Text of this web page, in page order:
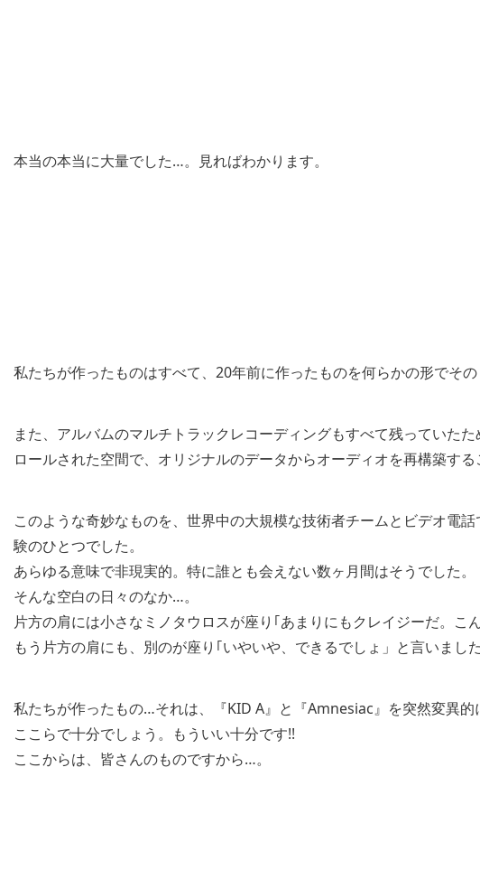
本当の本当に大量でした…。見ればわかります。
私たちが作ったものはすべて、20年前に作ったものを何らかの形でその
また、アルバムのマルチトラックレコーディングもすべて残っていた
ロールされた空間で、オリジナルのデータからオーディオを再構築す
このような奇妙なものを、世界中の大規模な技術者チームとビデオ電
験のひとつでした。
あらゆる意味で非現実的。特に誰とも会えない数ヶ月間はそうでした。
そんな空白の日々のなか…。
片方の肩には小さなミノタウロスが座り｢あまりにもクレイジーだ。こ
もう片方の肩にも、別のが座り｢いやいや、できるでしょ」と言いました
私たちが作ったもの…それは、『KID A』と『Amnesiac』を突然変異的
ここらで十分でしょう。もういい十分です!!
ここからは、皆さんのものですから…。